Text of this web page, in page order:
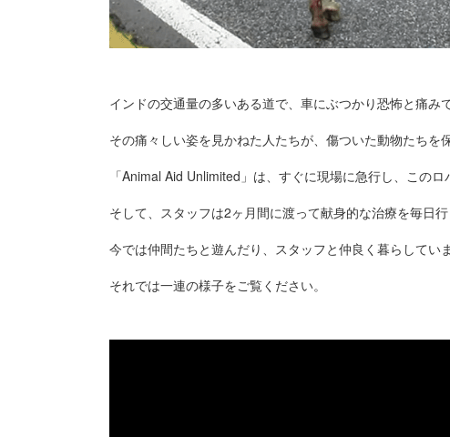
インドの交通量の多いある道で、車にぶつかり恐怖と痛み
その痛々しい姿を見かねた人たちが、傷ついた動物たちを
「Animal Aid Unlimited」は、すぐに現場に急行し、このロ
そして、スタッフは2ヶ月間に渡って献身的な治療を毎日
今では仲間たちと遊んだり、スタッフと仲良く暮らしていま
それでは一連の様子をご覧ください。